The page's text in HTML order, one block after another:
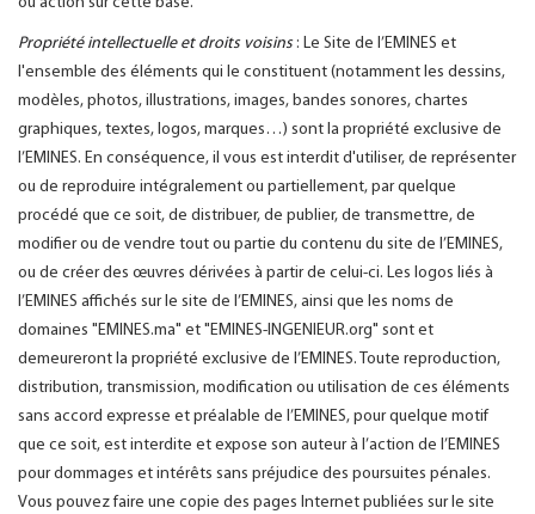
Propriété intellectuelle et droits voisins: Le Site de l’EMINES et
l'ensemble des éléments qui le constituent (notamment les dessins,
modèles, photos, illustrations, images, bandes sonores, chartes
graphiques, textes, logos, marques…) sont la propriété exclusive de
l’EMINES. En conséquence, il vous est interdit d'utiliser, de représenter
ou de reproduire intégralement ou partiellement, par quelque
procédé que ce soit, de distribuer, de publier, de transmettre, de
modifier ou de vendre tout ou partie du contenu du site de l’EMINES,
ou de créer des œuvres dérivées à partir de celui-ci. Les logos liés à
l’EMINES affichés sur le site de l’EMINES, ainsi que les noms de
domaines "EMINES.ma" et "EMINES-INGENIEUR.org" sont et
demeureront la propriété exclusive de l’EMINES. Toute reproduction,
distribution, transmission, modification ou utilisation de ces éléments
sans accord expresse et préalable de l’EMINES, pour quelque motif
que ce soit, est interdite et expose son auteur à l’action de l’EMINES
pour dommages et intérêts sans préjudice des poursuites pénales.
Vous pouvez faire une copie des pages Internet publiées sur le site